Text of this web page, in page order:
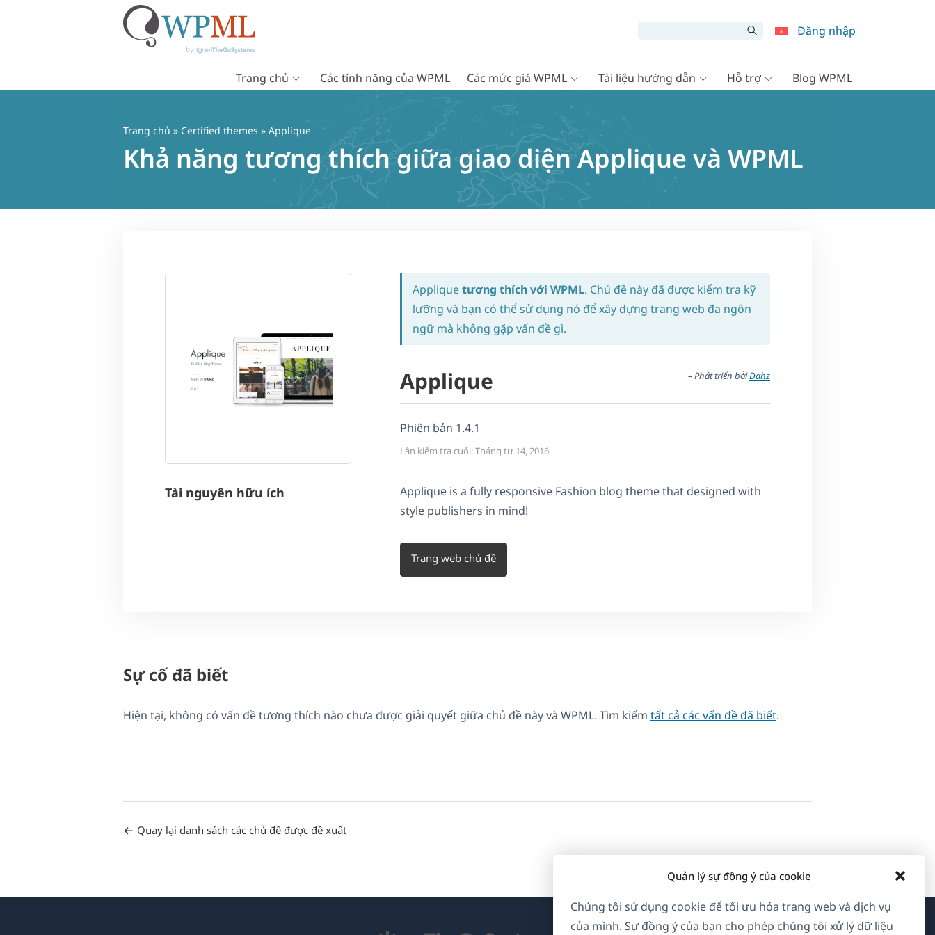
Quản lý sự đồng ý của cookie
Chúng tôi sử dụng cookie để tối ưu hóa trang web và dịch vụ
của mình. Sự đồng ý của bạn cho phép chúng tôi xử lý dữ liệu
Đăng nhập
Trang chủ Các tính năng của WPML Các mức giá WPML Tài liệu hướng dẫn Hỗ trợ Blog WPML
Trang chủ » Certified themes » Applique
Khả năng tương thích giữa giao diện Applique và WPML
Tài nguyên hữu ích
Appliquetương thích với WPML. Chủ đề này đã được kiểm tra kỹ
lưỡng và bạn có thể sử dụng nó để xây dựng trang web đa ngôn
ngữ mà không gặp vấn đề gì.
Applique – Phát triển bởiDahz
Phiên bản 1.4.1
Lần kiểm tra cuối: Tháng tư 14, 2016
Applique is a fully responsive Fashion blog theme that designed with
style publishers in mind!
Trang web chủ đề
Sự cố đã biết
Hiện tại, không có vấn đề tương thích nào chưa được giải quyết giữa chủ đề này và WPML. Tìm kiếm tất cả các vấn đề đã biết.
Quay lại danh sách các chủ đề được đề xuất